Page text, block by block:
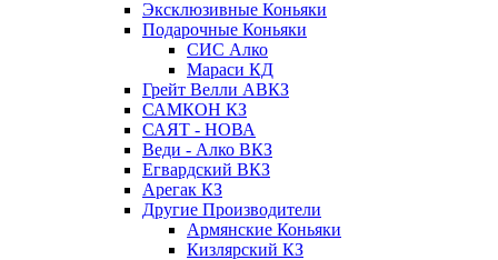
Эксклюзивные Коньяки
Подарочные Коньяки
СИС Алко
Мараси КД
Грейт Велли АВКЗ
САМКОН КЗ
САЯТ - НОВА
Веди - Алко ВКЗ
Егвардский ВКЗ
Арегак КЗ
Другие Производители
Армянские Коньяки
Кизлярский КЗ